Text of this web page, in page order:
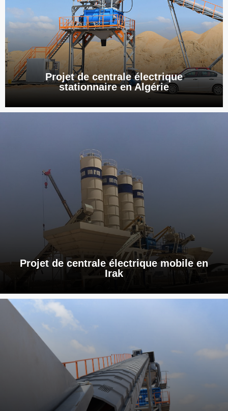
Projet de centrale électrique
stationnaire en Algérie
Projet de centrale électrique mobile en
Irak